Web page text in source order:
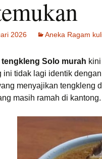
2026 Aneka Ragam
tengkleng Solo murah
ini tidak lagi identik
menyajikan tengkleng
masih ramah di kantong.